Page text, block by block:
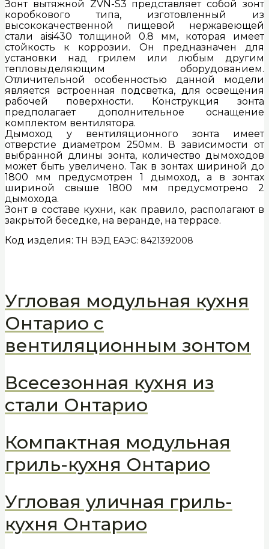
Зонт вытяжной ZVN-S3 представляет собой зонт
коробкового типа, изготовленный из
высококачественной пищевой нержавеющей
стали aisi430 толщиной 0.8 мм, которая имеет
стойкость к коррозии. Он предназначен для
установки над грилем или любым другим
тепловыделяющим оборудованием.
Отличительной особенностью данной модели
является встроенная подсветка, для освещения
рабочей поверхности. Конструкция зонта
предполагает дополнительное оснащение
комплектом вентилятора.
Дымоход у вентиляционного зонта имеет
отверстие диаметром 250мм. В зависимости от
выбранной длины зонта, количество дымоходов
может быть увеличено. Так в зонтах шириной до
1800 мм предусмотрен 1 дымоход, а в зонтах
шириной свыше 1800 мм предусмотрено 2
дымохода.
Зонт в составе кухни, как правило, располагают в
закрытой беседке, на веранде, на террасе.
Код изделия: ТН ВЭД ЕАЭС: 8421392008
Угловая модульная кухня
Онтарио с
вентиляционным зонтом
Всесезонная кухня из
стали Онтарио
Компактная модульная
гриль-кухня Онтарио
Угловая уличная гриль-
кухня Онтарио